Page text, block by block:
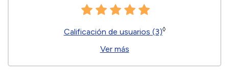
Calificación de usuarios (3)◊
Ver más